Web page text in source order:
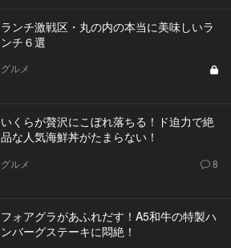
ランチ激戦区・丸の内の本当に美味しいラ
ンチ６選
グルメ
いくらが贅沢にこぼれ落ちる！ド迫力で絶
品な人気海鮮丼がたまらない！
グルメ 8
フォアグラがあふれだす！A5和牛の特製ハ
ンバーグステーキに悶絶！